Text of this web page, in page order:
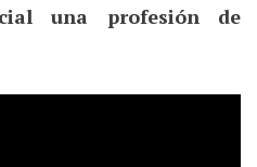
una profesión de